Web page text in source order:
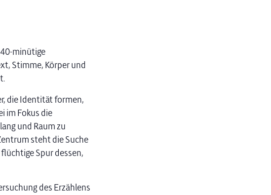
40-minütige
Stimme, Körper und
die Identität formen,
im Fokus die
und Raum zu
steht die Suche
Spur dessen,
des Erzählens